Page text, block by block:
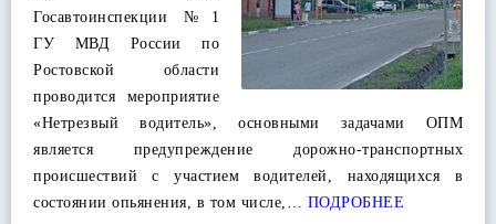
Госавтоинспекции №1
ГУ МВД России по
Ростовской области
проводится мероприятие
«Нетрезвый водитель», основными задачами ОПМ
является предупреждение дорожно-транспортных
происшествий с участием водителей, находящихся в
состоянии опьянения, в том числе,… ПОДРОБНЕЕ